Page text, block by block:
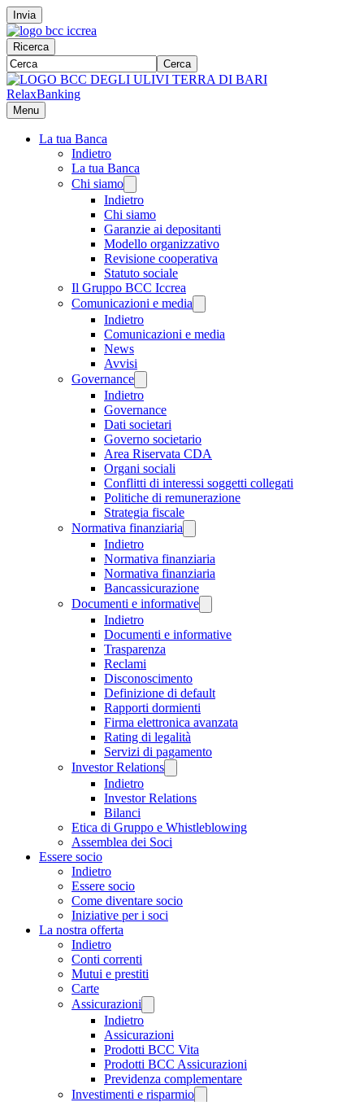
Invia
Ricerca
Cerca
RelaxBanking
Menu
La tua Banca
Indietro
La tua Banca
Chi siamo
Indietro
Chi siamo
Garanzie ai depositanti
Modello organizzativo
Revisione cooperativa
Statuto sociale
Il Gruppo BCC Iccrea
Comunicazioni e media
Indietro
Comunicazioni e media
News
Avvisi
Governance
Indietro
Governance
Dati societari
Governo societario
Area Riservata CDA
Organi sociali
Conflitti di interessi soggetti collegati
Politiche di remunerazione
Strategia fiscale
Normativa finanziaria
Indietro
Normativa finanziaria
Normativa finanziaria
Bancassicurazione
Documenti e informative
Indietro
Documenti e informative
Trasparenza
Reclami
Disconoscimento
Definizione di default
Rapporti dormienti
Firma elettronica avanzata
Rating di legalità
Servizi di pagamento
Investor Relations
Indietro
Investor Relations
Bilanci
Etica di Gruppo e Whistleblowing
Assemblea dei Soci
Essere socio
Indietro
Essere socio
Come diventare socio
Iniziative per i soci
La nostra offerta
Indietro
Conti correnti
Mutui e prestiti
Carte
Assicurazioni
Indietro
Assicurazioni
Prodotti BCC Vita
Prodotti BCC Assicurazioni
Previdenza complementare
Investimenti e risparmio